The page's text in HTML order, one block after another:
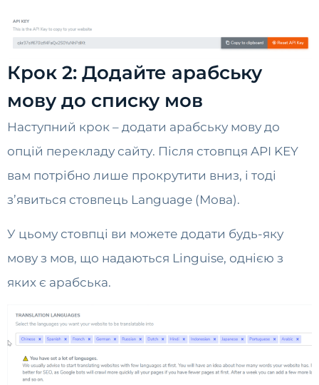
Крок 2: Додайте арабську
мову до списку мов
Наступний крок – додати арабську мову до
опцій перекладу сайту. Після стовпця API KEY
вам потрібно лише прокрутити вниз, і тоді
з’явиться стовпець Language (Мова).
У цьому стовпці ви можете додати будь-яку
мову з мов, що надаються Linguise, однією з
яких є арабська.